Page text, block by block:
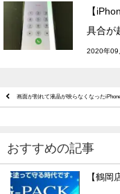
【
具合が
2020年09
画面が割れて液晶が映らなくなった
おすすめの記事
【鶴岡